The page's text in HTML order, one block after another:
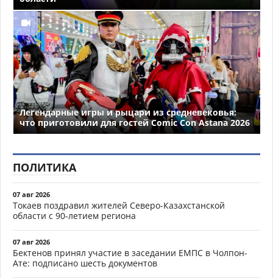
Легендарные игры и рыцари из средневековья:
что приготовили для гостей Comic Con Astana 2026
ПОЛИТИКА
07 авг 2026
Токаев поздравил жителей Северо-Казахстанской
области с 90-летием региона
07 авг 2026
Бектенов принял участие в заседании ЕМПС в Чолпон-
Ате: подписано шесть документов